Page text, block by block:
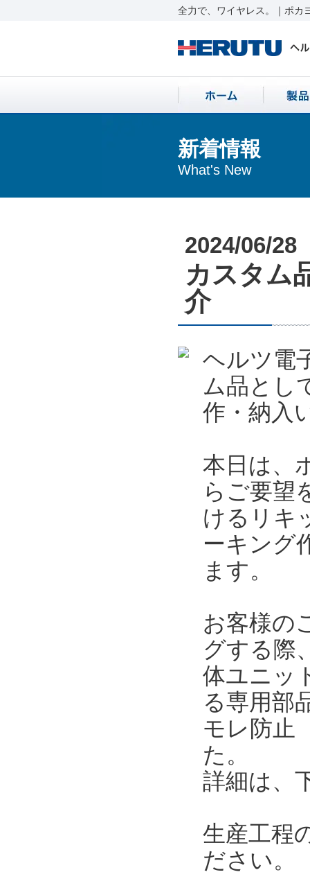
全力で、ワイヤレス。｜ポカ
新着情報
What's New
2024/06/28
カスタム
介
ヘルツ電
ム品とし
作・納入
本日は、
らご要望
けるリキ
ーキング
ます。
お客様の
グする際
体ユニッ
る専用部
モレ防止
た。
詳細は、
生産工程
ださい。